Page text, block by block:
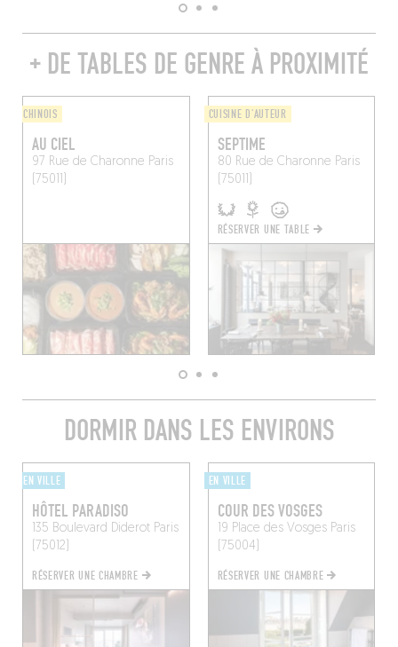
+ DE TABLES DE GENRE À PROXIMITÉ
CHINOIS
AU CIEL
97 Rue de Charonne Paris
(75011)
CUISINE D'AUTEUR
SEPTIME
80 Rue de Charonne Paris
(75011)
RÉSERVER UNE TABLE
DORMIR DANS LES ENVIRONS
EN VILLE
HÔTEL PARADISO
135 Boulevard DiderotParis
(75012)
RÉSERVER UNE CHAMBRE
EN VILLE
COUR DES VOSGES
19 Place des VosgesParis
(75004)
RÉSERVER UNE CHAMBRE